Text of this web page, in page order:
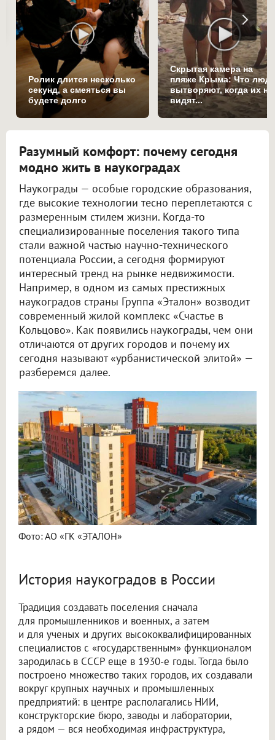
Ролик длится несколько
секунд, а смеяться вы
будете долго
Скрытая камера на
пляже Крыма: Что
вытворяют, когда их не
видят...
Разумный комфорт: почему сегодня
модно жить в наукоградах
Наукограды — особые городские образования,
где высокие технологии тесно переплетаются с
размеренным стилем жизни. Когда-то
специализированные поселения такого типа
стали важной частью научно-технического
потенциала России, а сегодня формируют
интересный тренд на рынке недвижимости.
Например, в одном из самых престижных
наукоградов страны Группа «Эталон» возводит
современный жилой комплекс «Счастье в
Кольцово». Как появились наукограды, чем они
отличаются от других городов и почему их
сегодня называют «урбанистической элитой» —
разберемся далее.
Фото: АО «ГК «ЭТАЛОН»
История наукоградов в России
Традиция создавать поселения сначала
для промышленников и военных, а затем
и для ученых и других высококвалифицированных
специалистов с «государственным» функционалом
зародилась в СССР еще в 1930-е годы. Тогда было
построено множество таких городов, их создавали
вокруг крупных научных и промышленных
предприятий: в центре располагались НИИ,
конструкторские бюро, заводы и лаборатории,
а рядом — вся необходимая инфраструктура,